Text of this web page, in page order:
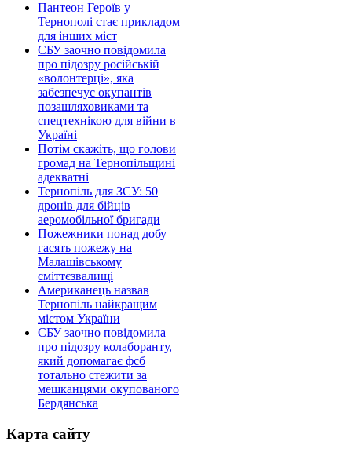
Пантеон Героїв у
Тернополі стає прикладом
для інших міст
СБУ заочно повідомила
про підозру російській
«волонтерці», яка
забезпечує окупантів
позашляховиками та
спецтехнікою для війни в
Україні
Потім скажіть, що голови
громад на Тернопільщині
адекватні
Тернопіль для ЗСУ: 50
дронів для бійців
аеромобільної бригади
Пожежники понад добу
гасять пожежу на
Малашівському
сміттєзвалищі
Американець назвав
Тернопіль найкращим
містом України
СБУ заочно повідомила
про підозру колаборанту,
який допомагає фсб
тотально стежити за
мешканцями окупованого
Бердянська
Карта сайту